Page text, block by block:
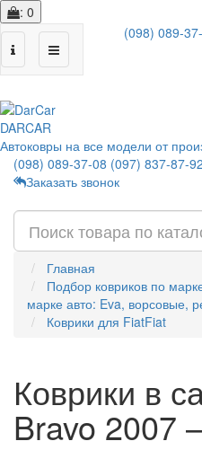
: 0
(098) 089-
DARCAR
Автоковры на все модели от
(098) 089-37-08 (097) 837-87-92
Заказать звонок
Главная
Подбор ковриков по
марке авто: Eva, ворсовые,
Коврики для FiatFiat
Коврики в
Bravo 2007